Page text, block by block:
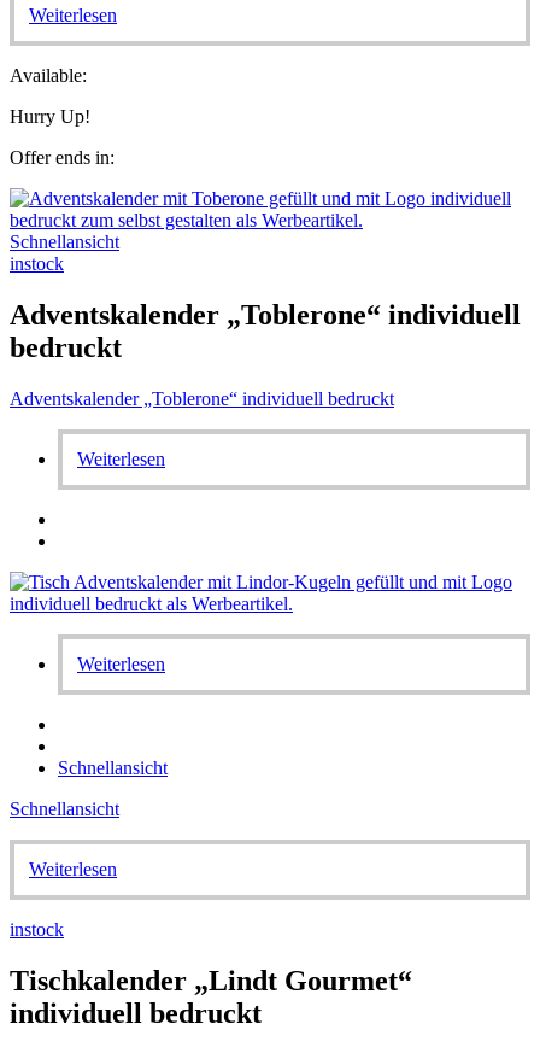
Weiterlesen
Available:
Hurry Up!
Offer ends in:
Schnellansicht
instock
Adventskalender „Toblerone“ individuell
bedruckt
Adventskalender „Toblerone“ individuell bedruckt
Weiterlesen
Weiterlesen
Schnellansicht
Schnellansicht
Weiterlesen
instock
Tischkalender „Lindt Gourmet“
individuell bedruckt